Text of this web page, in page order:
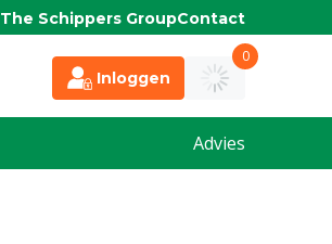
The Schippers GroupContact
Inloggen
0
Advies